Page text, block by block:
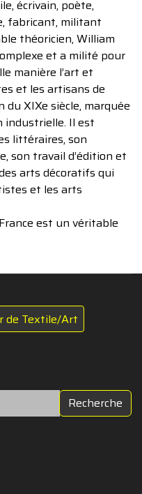
écrivain, poète,
fabricant, militant
théoricien, William
et a milité pour
manière l’art et
et les artisans de
du XIXe siècle, marquée
industrielle. Il est
littéraires, son
son travail d’édition et
arts décoratifs qui
et les arts
est un véritable
de Textile/Art
Recherche